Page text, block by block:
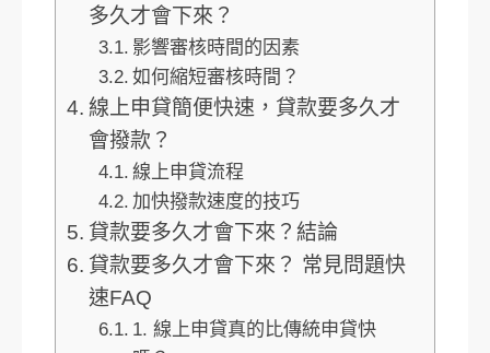
多久才會下來？
影響審核時間的因素
如何縮短審核時間？
線上申貸簡便快速，貸款要多久才
會撥款？
線上申貸流程
加快撥款速度的技巧
貸款要多久才會下來？結論
貸款要多久才會下來？ 常見問題快
速FAQ
1. 線上申貸真的比傳統申貸快